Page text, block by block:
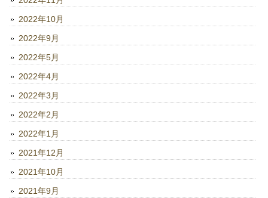
2022年10月
2022年9月
2022年5月
2022年4月
2022年3月
2022年2月
2022年1月
2021年12月
2021年10月
2021年9月